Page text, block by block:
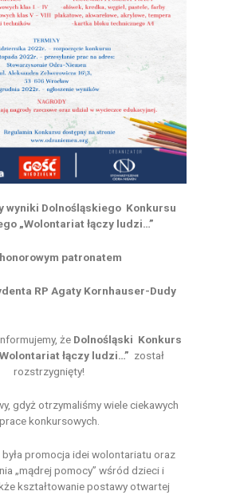
wyniki Dolnośląskiego Konkursu
„Wolontariat łączy ludzi…”
patronatem
RP Agaty Kornhauser-Dudy
że Dolnośląski Konkurs
łączy ludzi…” został
rozstrzygnięty!
gdyż otrzymaliśmy wiele ciekawych
prace konkursowych.
była promocja idei wolontariatu oraz
„mądrej pomocy” wśród dzieci i
kształtowanie postawy otwartej